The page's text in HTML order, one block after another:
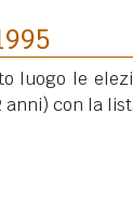
luogo le
anni) con la